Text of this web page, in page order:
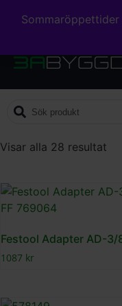
Visar alla 28 resultat
Festool Adapter AD-3/
1087 kr